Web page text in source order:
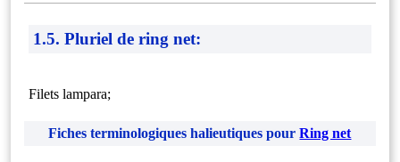
1.5. Pluriel de ring net:
Filets lampara;
Fiches terminologiques halieutiques pourRing net